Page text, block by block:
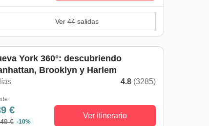
Ver 44 salidas
York 360°: descubriendo
Brooklyn y Harlem
4.8 (3285)
€
€ -10%
Ver itinerario